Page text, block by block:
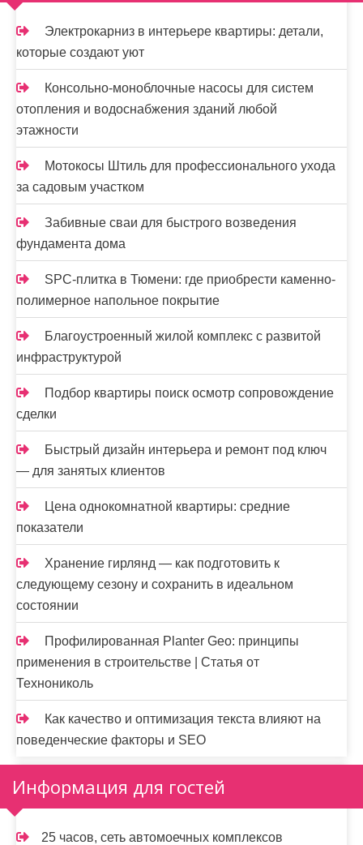
м
Электрокарниз в интерьере квартиры: детали,
которые создают уют
Консольно-моноблочные насосы для систем
отопления и водоснабжения зданий любой
этажности
Мотокосы Штиль для профессионального ухода
за садовым участком
Забивные сваи для быстрого возведения
фундамента дома
SPC-плитка в Тюмени: где приобрести каменно-
полимерное напольное покрытие
Благоустроенный жилой комплекс с развитой
инфраструктурой
Подбор квартиры поиск осмотр сопровождение
сделки
Быстрый дизайн интерьера и ремонт под ключ
— для занятых клиентов
Цена однокомнатной квартиры: средние
показатели
Хранение гирлянд — как подготовить к
следующему сезону и сохранить в идеальном
состоянии
Профилированная Planter Geo: принципы
применения в строительстве | Статья от
Технониколь
Как качество и оптимизация текста влияют на
поведенческие факторы и SEO
Информация для гостей
25 часов, сеть автомоечных комплексов